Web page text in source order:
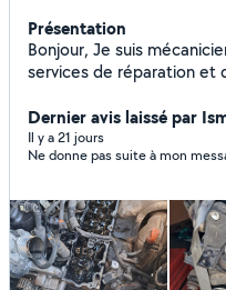
Présentation
Bonjour, Je suis mécanicien depuis 14 ans, je propose mes
services de réparation et
changement de pare choc sans
- (...)
Dernier avis laissé par
Il y a 21 jours
Ne donne pas suite à mon